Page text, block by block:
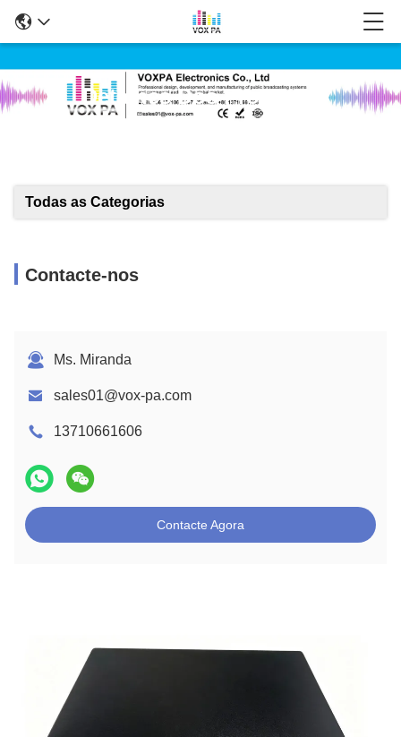
Detalhes Dos Produtos
Todas as Categorias
Contacte-nos
Ms. Miranda
sales01@vox-pa.com
13710661606
Contacte Agora